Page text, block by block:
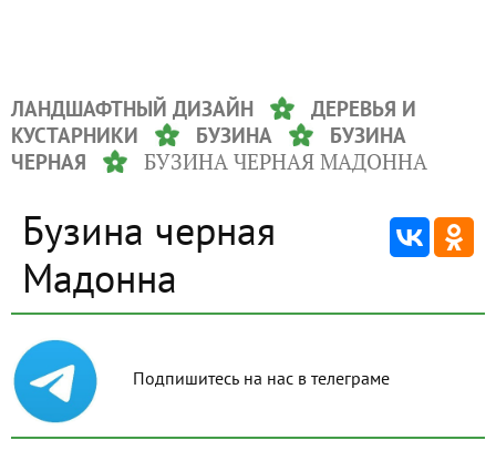
ЛАНДШАФТНЫЙ ДИЗАЙН
ДЕРЕВЬЯ И
КУСТАРНИКИ
БУЗИНА
БУЗИНА
ЧЕРНАЯ
БУЗИНА ЧЕРНАЯ МАДОННА
Бузина черная
Мадонна
Подпишитесь на нас в телеграме